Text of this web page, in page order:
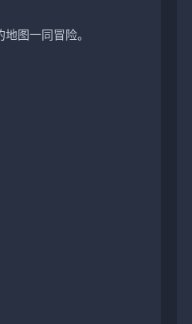
图一同冒险。